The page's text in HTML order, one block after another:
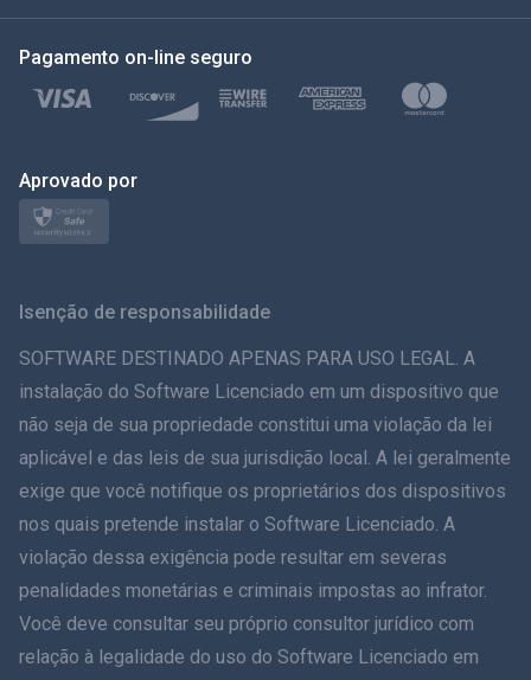
Türkçe
Polonês
日本
ภาษาไทย
Dansk
हिंदी
עברית
Pagamento on-line seguro
Aprovado por
Isenção de responsabilidade
SOFTWARE DESTINADO APENAS PARA USO LEGAL. A
instalação do Software Licenciado em um dispositivo que
não seja de sua propriedade constitui uma violação da lei
aplicável e das leis de sua jurisdição local. A lei geralmente
exige que você notifique os proprietários dos dispositivos
nos quais pretende instalar o Software Licenciado. A
violação dessa exigência pode resultar em severas
penalidades monetárias e criminais impostas ao infrator.
Você deve consultar seu próprio consultor jurídico com
relação à legalidade do uso do Software Licenciado em